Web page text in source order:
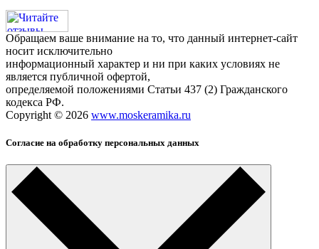
Обращаем ваше внимание на то, что данный интернет-сайт
носит исключительно
информационный характер и ни при каких условиях не
является публичной офертой,
определяемой положениями Статьи 437 (2) Гражданского
кодекса РФ.
Copyright © 2026 www.moskeramika.ru
Согласие на обработку персональных данных